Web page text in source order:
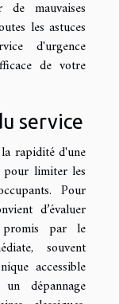
mauvaises
les astuces
d'urgence
de votre
service
rapidité d'une
pour limiter les
Pour
d’évaluer
promis par le
souvent
accessible
dépannage